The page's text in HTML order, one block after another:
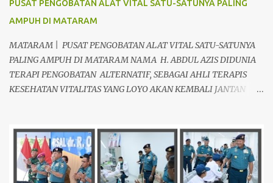
PUSAT PENGOBATAN ALAT VITAL SATU-SATUNYA PALING
AMPUH DI MATARAM
MATARAM | PUSAT PENGOBATAN ALAT VITAL SATU-SATUNYA
PALING AMPUH DI MATARAM NAMA H. ABDUL AZIS DIDUNIA
TERAPI PENGOBATAN ALTERNATIF, SEBAGAI AHLI TERAPIS
KESEHATAN VITALITAS YANG LOYO AKAN KEMBALI JANTAN
Prakteknya Yang sudah menyebar diseluruh daerah di Indonesia
Sangat Dibutuhkan di Mata Warga Membuat Pengobatan
Keperkasaan Pria, H. Abdul Azis sangat direkomendasikan. ANDA
INGIN MENCARI PENGOBATAN KEPERKASAAN Paling Ampuh Di